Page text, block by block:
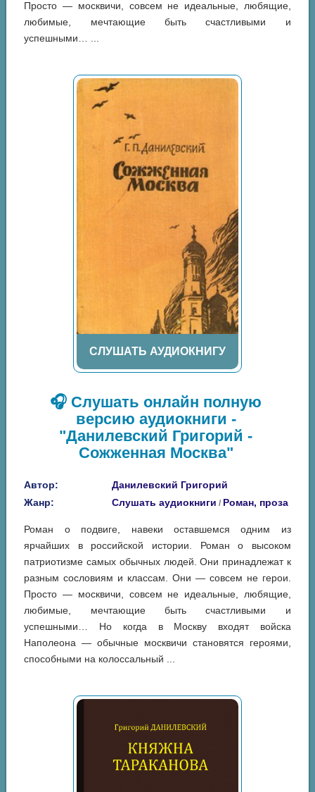
Просто — москвичи, совсем не идеальные, любящие,
любимые, мечтающие быть счастливыми и
успешными… ...
СЛУШАТЬ АУДИОКНИГУ
🎧 Слушать онлайн полную
версию аудиокниги -
"Данилевский Григорий -
Сожженная Москва"
Автор:
Данилевский Григорий
Жанр:
Слушать аудиокниги / Роман, проза
Роман о подвиге, навеки оставшемся одним из
ярчайших в российской истории. Роман о высоком
патриотизме самых обычных людей. Они принадлежат к
разным сословиям и классам. Они — совсем не герои.
Просто — москвичи, совсем не идеальные, любящие,
любимые, мечтающие быть счастливыми и
успешными… Но когда в Москву входят войска
Наполеона — обычные москвичи становятся героями,
способными на колоссальный ...